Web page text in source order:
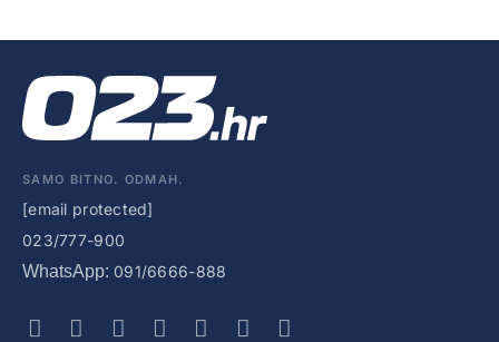
SAMO BITNO. ODMAH.
[email protected]
023/777-900
WhatsApp: 091/6666-888